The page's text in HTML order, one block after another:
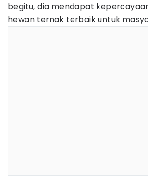
begitu, dia mendapat
hewan ternak terbaik untuk